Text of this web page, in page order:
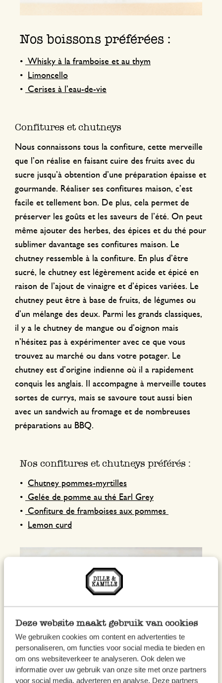
Deze website maakt gebruik van cookies
We gebruiken cookies om content en advertenties te
personaliseren, om functies voor social media te bieden en
om ons websiteverkeer te analyseren. Ook delen we
informatie over uw gebruik van onze site met onze partners
voor social media, adverteren en analyse. Deze partners
Nos boissons préférées :
• Whisky à la framboise et au thym
•
Limoncello
• Cerises à l’eau-de-vie
Confitures et chutneys
Nous connaissons tous la confiture, cette merveille
que l’on réalise en faisant cuire des fruits avec du
sucre jusqu’à obtention d’une préparation épaisse et
gourmande. Réaliser ses confitures maison, c’est
facile et tellement bon. De plus, cela permet de
préserver les goûts et les saveurs de l’été. On peut
même ajouter des herbes, des épices et du thé pour
sublimer davantage ses confitures maison. Le
chutney ressemble à la confiture. En plus d’être
sucré, le chutney est légèrement acide et épicé en
raison de l’ajout de vinaigre et d’épices variées. Le
chutney peut être à base de fruits, de légumes ou
d’un mélange des deux. Parmi les grands classiques,
il y a le chutney de mangue ou d’oignon mais
n’hésitez pas à expérimenter avec ce que vous
trouvez au marché ou dans votre potager. Le
chutney est d’origine indienne où il a rapidement
conquis les anglais. Il accompagne à merveille toutes
sortes de currys, mais se savoure tout aussi bien
avec un sandwich au fromage et de nombreuses
préparations au BBQ.
Nos confitures et chutneys préférés :
• Chutney pommes-myrtilles
•
Gelée de pomme au thé Earl Grey
• Confiture de framboises aux pommes
•
Lemon curd